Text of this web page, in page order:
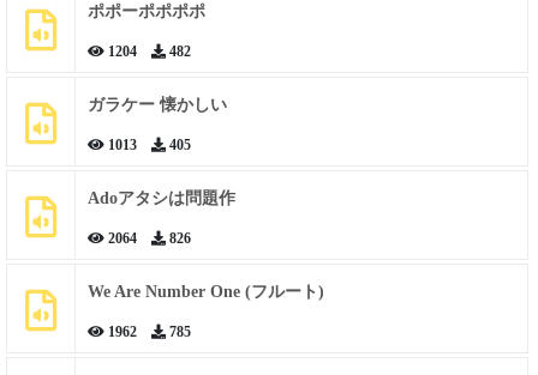
ポポーポポポポ
1204 482
ガラケー 懐かしい
1013 405
Adoアタシは問題作
2064 826
We Are Number One (フルート)
1962 785